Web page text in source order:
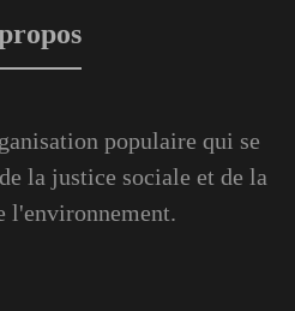
populaire qui se
la justice sociale et de la
l'environnement.